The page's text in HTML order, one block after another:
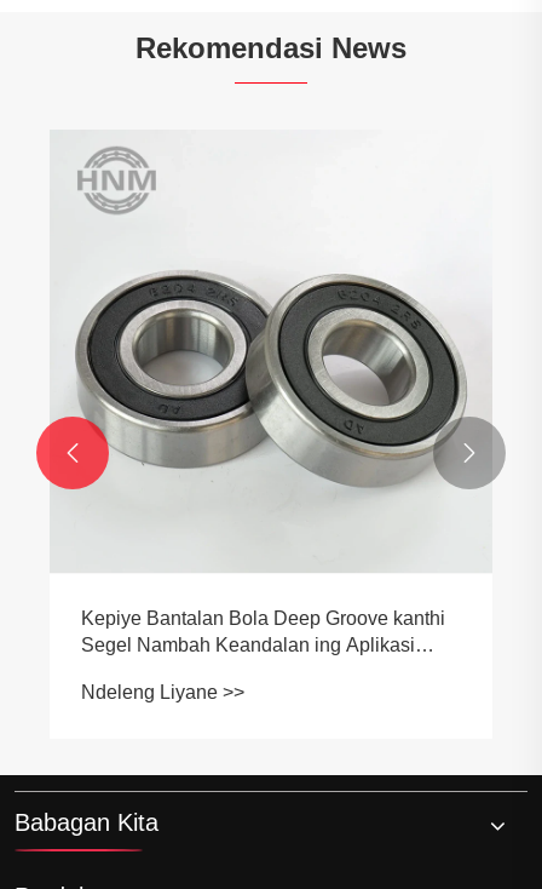
Rekomendasi News
Kepiye Bantalan Bola Deep Groove kanthi
Segel Nambah Keandalan ing Aplikasi
Ndeleng Liyane >>
 
Babagan Kita